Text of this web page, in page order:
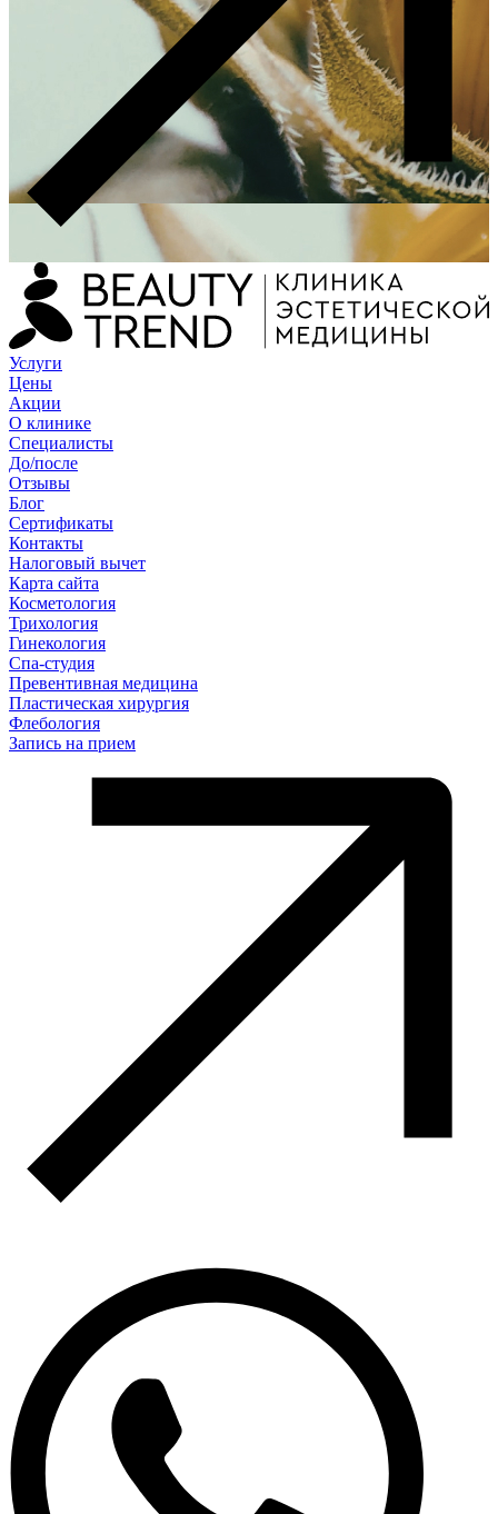
Услуги
Цены
Акции
О клинике
Специалисты
До/после
Отзывы
Блог
Сертификаты
Контакты
Налоговый вычет
Карта сайта
Косметология
Трихология
Гинекология
Спа-студия
Превентивная медицина
Пластическая хирургия
Флебология
Запись на прием